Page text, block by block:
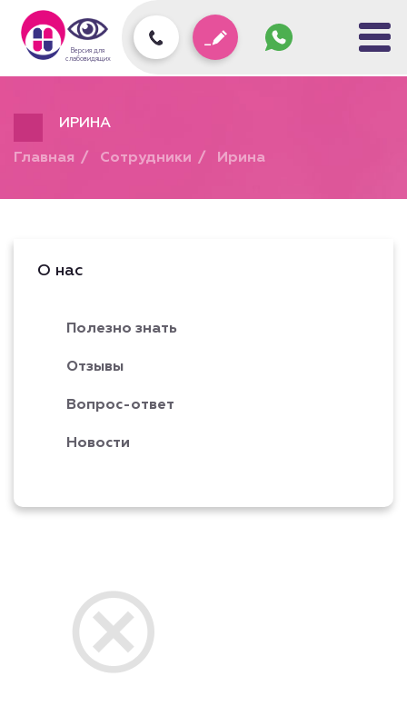
Версия для
слабовидящих
ИРИНА
Главная Сотрудники Ирина
О нас
Полезно знать
Отзывы
Вопрос-ответ
Новости